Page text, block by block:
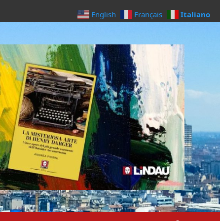
English Français Italiano